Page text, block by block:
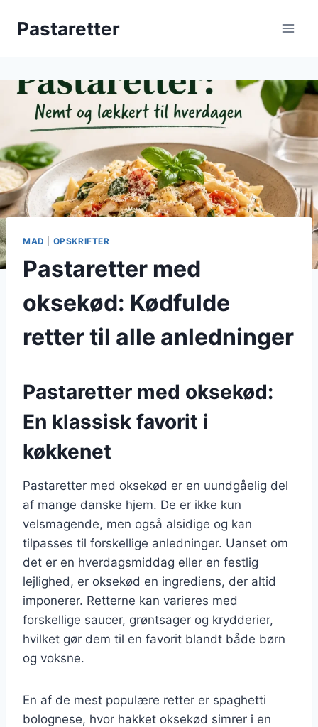
Pastaretter
MAD OPSKRIFTER
Pastaretter med
oksekød: Kødfulde
retter til alle anledninger
Pastaretter med oksekød:
En klassisk favorit i
køkkenet
Pastaretter med oksekød er en uundgåelig del
af mange danske hjem. De er ikke kun
velsmagende, men også alsidige og kan
tilpasses til forskellige anledninger. Uanset om
det er en hverdagsmiddag eller en festlig
lejlighed, er oksekød en ingrediens, der altid
imponerer. Retterne kan varieres med
forskellige saucer, grøntsager og krydderier,
hvilket gør dem til en favorit blandt både børn
og voksne.
En af de mest populære retter er spaghetti
bolognese, hvor hakket oksekød simrer i en